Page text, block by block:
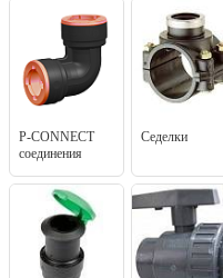
P-CONNECT
соединения
Седелки